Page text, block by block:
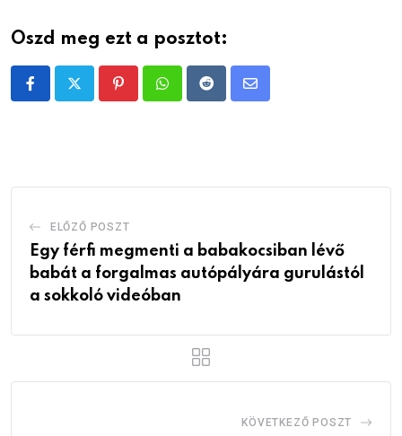
Oszd meg ezt a posztot:
PinterestWhatsappRedditShare
ELŐZŐ POSZT
Egy férfi megmenti a babakocsiban lévő
babát a forgalmas autópályára gurulástól
a sokkoló videóban
KÖVETKEZŐ POSZT